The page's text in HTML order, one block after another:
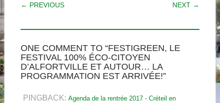
POST NAVIGATION
← PREVIOUS NEXT →
ONE COMMENT TO “FESTIGREEN, LE
FESTIVAL 100% ÉCO-CITOYEN
D’ALFORTVILLE ET AUTOUR… LA
PROGRAMMATION EST ARRIVÉE!”
PINGBACK: Agenda de la rentrée 2017 - Créteil en